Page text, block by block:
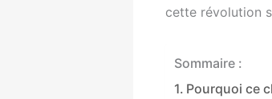
cette révolution
Sommaire :
Pourquoi ce